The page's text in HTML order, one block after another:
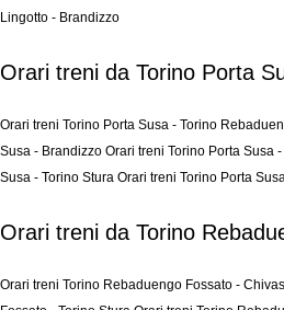
Lingotto - Brandizzo
Orari treni da Torino Porta
Orari treni Torino Porta Susa - Torino
Susa - Brandizzo Orari treni Torino Porta Susa
Susa - Torino Stura Orari treni Torino Porta
Orari treni da Torino
Orari treni Torino Rebaduengo Fossato -